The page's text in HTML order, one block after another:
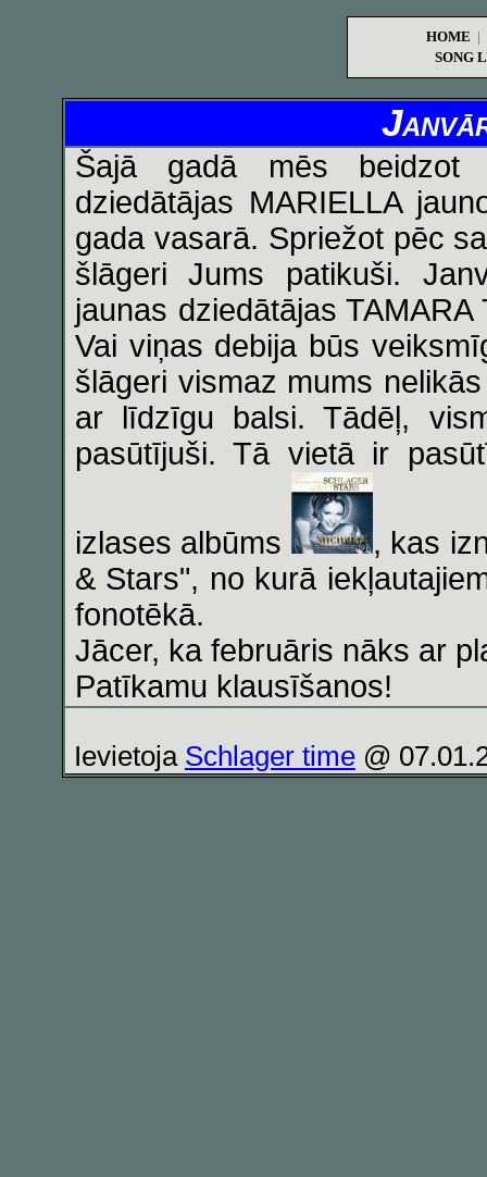
HOME |
SONG
Šajā gadā mēs beidzot
dziedātājas MARIELLA
gada vasarā. Spriežot pēc
šlāgeri Jums patikuši.
jaunas dziedātājas
Vai viņas debija būs
šlāgeri vismaz mums
ar līdzīgu balsi. Tādēļ,
pasūtījuši. Tā vietā ir
izlases albūms
, kas
& Stars", no kurā
fonotēkā.
Jācer, ka februāris nāks ar
Patīkamu klausīšanos!
Ievietoja Schlager time@